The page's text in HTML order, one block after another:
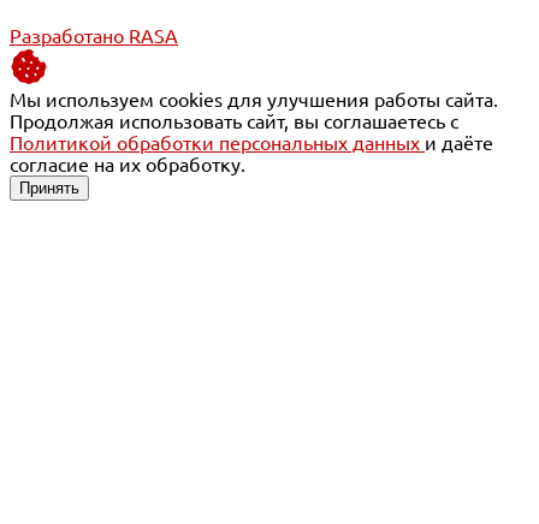
Разработано RASA
Мы используем cookies для улучшения работы сайта.
Продолжая использовать сайт, вы соглашаетесь с
Политикой обработки персональных данных и даёте
согласие на их обработку.
Принять